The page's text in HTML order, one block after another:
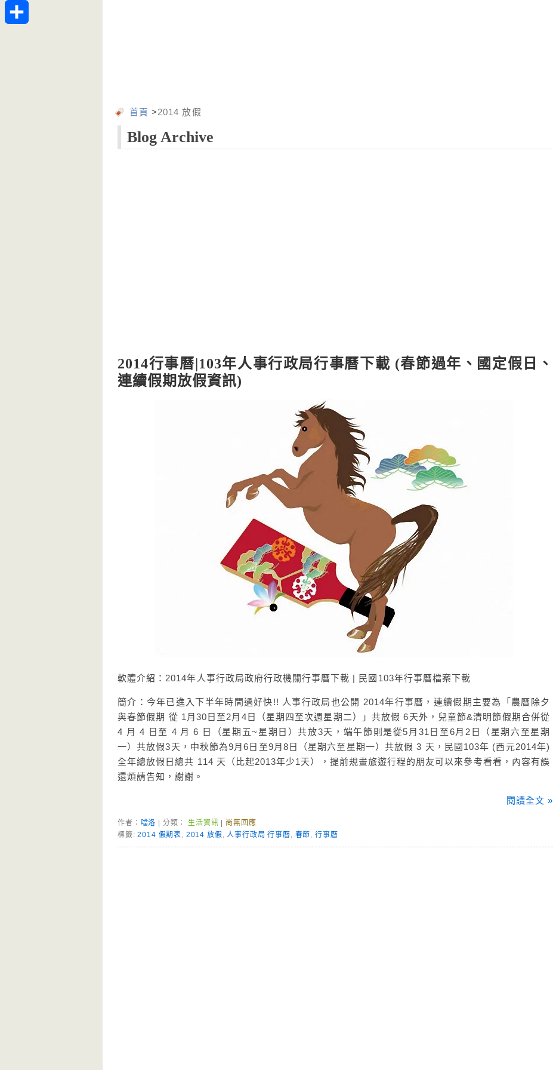
首頁 >2014 放假
Blog Archive
2014行事曆|103年人事行政局行事曆下載 (春節過年、國定假日、
連續假期放假資訊)
軟體介紹：2014年人事行政局政府行政機關行事曆下載 | 民國103年行事曆檔案下載
簡介：今年已進入下半年時間過好快!! 人事行政局也公開 2014年行事曆，連續假期主要為「農曆除夕
與春節假期 從 1月30日至2月4日（星期四至次週星期二）」共放假 6天外，兒童節&清明節假期合併從
4 月 4 日至 4 月 6 日（星期五~星期日）共放3天，端午節則是從5月31日至6月2日（星期六至星期
一）共放假3天，中秋節為9月6日至9月8日（星期六至星期一）共放假 3 天，民國103年 (西元2014年)
全年總放假日總共 114 天（比起2013年少1天），提前規畫旅遊行程的朋友可以來參考看看，內容有誤
還煩請告知，謝謝。
閱讀全文 »
作者： 噹洛 | 分類： 生活資訊
尚無回應
標籤:2014 假期表, 2014 放假 ,人事行政局 行事曆, 春節 , 行事曆
Telegram